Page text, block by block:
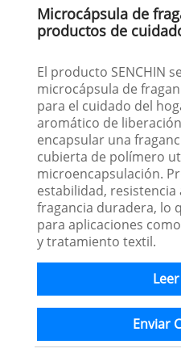
Microcápsula de
productos de
El producto SENCHIN
microcápsula de
para el cuidado del
aromático de
encapsular una
cubierta de polímero
microencapsulación.
estabilidad,
fragancia duradera, lo
para aplicaciones
y tratamiento textil.
Enviar